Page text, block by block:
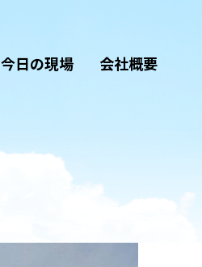
今日の現場 会社概要